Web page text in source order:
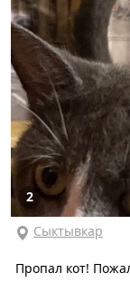
2
Сыктывкар
Пропал кот!